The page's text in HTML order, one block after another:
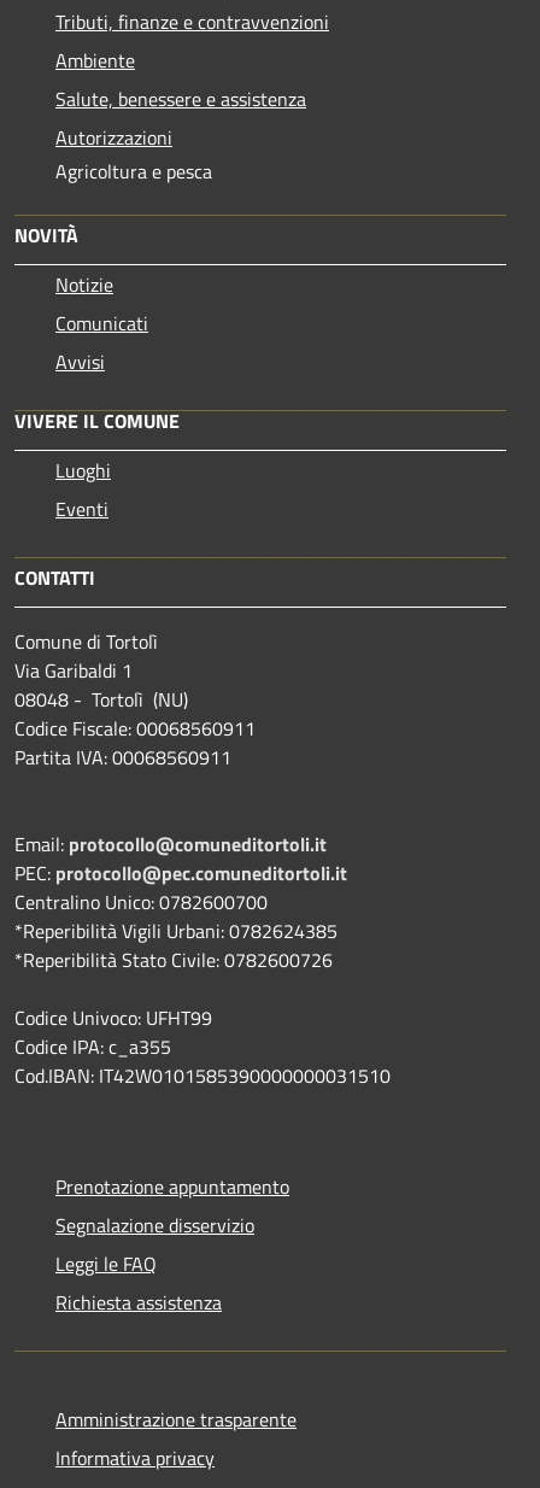
Tributi, finanze e contravvenzioni
Ambiente
Salute, benessere e assistenza
Autorizzazioni
Agricoltura e pesca
NOVITÀ
Notizie
Comunicati
Avvisi
VIVERE IL COMUNE
Luoghi
Eventi
CONTATTI
Comune di Tortolì
Via Garibaldi 1
08048 - Tortolì (NU)
Codice Fiscale: 00068560911
Partita IVA: 00068560911
Email: protocollo@comuneditortoli.it
PEC: protocollo@pec.comuneditortoli.it
Centralino Unico: 0782600700
*Reperibilità Vigili Urbani: 0782624385
*Reperibilità Stato Civile: 0782600726
Codice Univoco: UFHT99
Codice IPA: c_a355
Cod.IBAN: IT42W0101585390000000031510
Prenotazione appuntamento
Segnalazione disservizio
Leggi le FAQ
Richiesta assistenza
Amministrazione trasparente
Informativa privacy